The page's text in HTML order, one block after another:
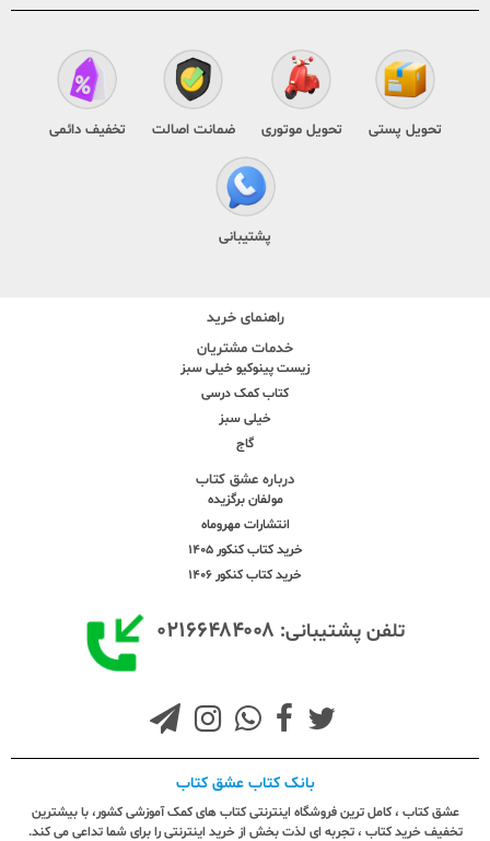
تحویل پستی تحویل موتوری ضمانت اصالت تخفیف دائمی
پشتیبانی
راهنمای خرید
خدمات مشتریان
زیست پینوکیو خیلی سبز
کتاب کمک درسی
خیلی سبز
گاج
درباره عشق کتاب
مولفان برگزیده
انتشارات مهروماه
خرید کتاب کنکور 1405
خرید کتاب کنکور 1406
تلفن پشتیبانی: ۰۲۱۶۶۴۸۴۰۰۸
بانک کتاب عشق کتاب
عشق کتاب ، کامل ترین فروشگاه اینترنتی کتاب های کمک آموزشی کشور، با بیشترین
تخفیف خرید کتاب ، تجربه ای لذت بخش از خرید اینترنتی را برای شما تداعی می کند.